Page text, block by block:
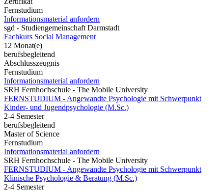
Fernstudium
Informationsmaterial anfordern
sgd - Studiengemeinschaft Darmstadt
Fachkurs Social Management
12 Monat(e)
berufsbegleitend
Abschlusszeugnis
Fernstudium
Informationsmaterial anfordern
SRH Fernhochschule - The Mobile University
FERNSTUDIUM - Angewandte Psychologie mit Schwerpunkt
Kinder- und Jugendpsychologie (M.Sc.)
2-4 Semester
berufsbegleitend
Master of Science
Fernstudium
Informationsmaterial anfordern
SRH Fernhochschule - The Mobile University
FERNSTUDIUM - Angewandte Psychologie mit Schwerpunkt
Klinische Psychologie & Beratung (M.Sc.)
2-4 Semester